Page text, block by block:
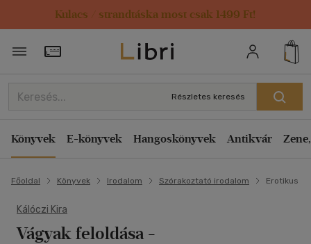
Kulacs / strandtáska most csak 1499 Ft!
Törzsvásárlói Kártya adatai
Részletes keresés
Könyvek E-könyvek Hangoskönyvek Antikvár
Főoldal Könyvek Irodalom Szórakoztató irodalom Erotikus
Kálóczi Kira
Vágyak feloldása -